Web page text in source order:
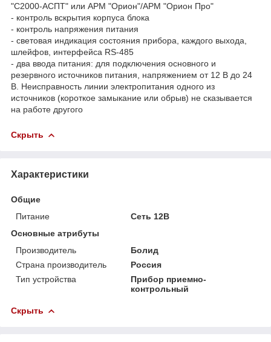
"С2000-АСПТ" или АРМ "Орион"/АРМ "Орион Про"
- контроль вскрытия корпуса блока
- контроль напряжения питания
- световая индикация состояния прибора, каждого выхода,
шлейфов, интерфейса RS-485
- два ввода питания: для подключения основного и
резервного источников питания, напряжением от 12 В до 24
В. Неисправность линии электропитания одного из
источников (короткое замыкание или обрыв) не сказывается
на работе другого
Скрыть
Характеристики
Общие
Питание
Сеть 12В
Основные атрибуты
Производитель
Болид
Страна производитель
Россия
Тип устройства
Прибор приемно-
контрольный
Скрыть